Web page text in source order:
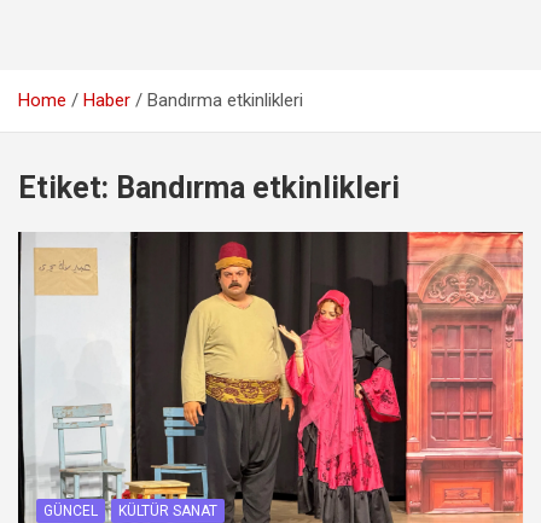
Home Haber Bandırma etkinlikleri
Etiket: Bandırma etkinlikleri
GÜNCEL KÜLTÜR SANAT